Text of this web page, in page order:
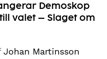
Demoskop
valet – Slaget om
Johan Martinsson